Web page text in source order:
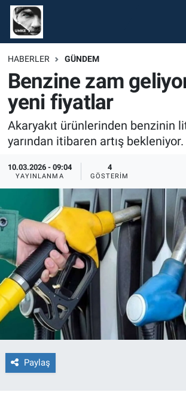
HABERLER GÜNDEM
Benzine zam
yeni fiyatlar
Akaryakıt ürünlerinden benzinin
yarından itibaren artış bekleniyor.
10.03.2026 - 09:04
YAYINLANMA
4
GÖSTERIM
Paylaş
Gündem
Ekonomi
Spor
Magazin
Tüm Haberler
Künye
Nöbetçi Eczaneler
Hava Durumu
Namaz Vakitleri
Trafik Durumu
Süper Lig Puan Durumu ve Fikstür
Tüm Manşetler
Son Dakika Haberleri
Haber Arşivi